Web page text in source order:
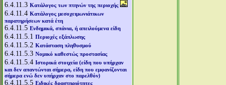
6.4.11.3 Κατάλογος των πτηνών της περιοχής
6.4.11.4 Κατάλογος μεσοχειμωνιάτικων
παρατηρήσεων κατά έτη
6.4.11.5 Ενδημικά, σπάνια, ή απειλούμενα είδη
6.4.11.5.1 Περιοχές εξάπλωσης
6.4.11.5.2 Κατάσταση πληθυσμού
6.4.11.5.3 Νομικό καθεστώς προστασίας
6.4.11.5.4 Ιστορικά στοιχεία (είδη που υπήρχαν
και δεν απαντώνται σήμερα, είδη που εμφανίζονται
σήμερα ενώ δεν υπήρχαν στο παρελθόν)
6.4.11.5.5 Ειδικές δραστηριότητες